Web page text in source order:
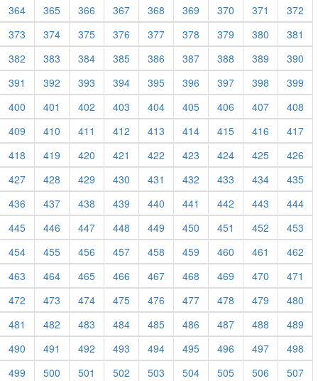
364
365 366 367 368 369 370 371
372
373
374 375 376 377 378 379 380
381
382
383 384 385 386 387 388 389
390
391
392 393 394 395 396 397 398
399
400
401 402 403 404 405 406 407
408
409
410 411 412 413 414 415 416
417
418
419 420 421 422 423 424 425
426
427
428 429 430 431 432 433 434
435
436
437 438 439 440 441 442 443
444
445
446 447 448 449 450 451 452
453
454
455 456 457 458 459 460 461
462
463
464 465 466 467 468 469 470
471
472
473 474 475 476 477 478 479
480
481
482 483 484 485 486 487 488
489
490
491 492 493 494 495 496 497
498
499
500 501 502 503 504 505 506
507